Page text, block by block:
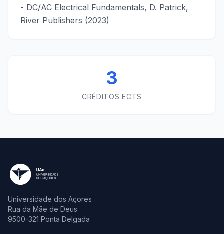
- DC/AC Electrical Fundamentals, D. Patrick,
River Publishers (2023)
3
CRÉDITOS ECTS
Universidade dos Açores
Rua da Mãe de Deus
9500-321 Ponta Delgada